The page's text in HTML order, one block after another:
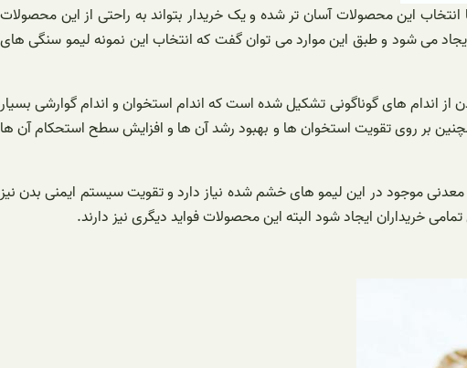
این محصولات آسان تر شده و یک خریدار بتواند به راحتی از این محصولات
می شود و طبق این موارد می توان گفت که انتخاب این نمونه لیمو سنگی های
اندام های گوناگونی تشکیل شده است که اندام استخوان و اندام گوارشی بسیار
بر روی تقویت استخوان ها و بهبود رشد آن ها و افزایش سطح استحکام آن ها
موجود در این لیمو های خشم شده نیاز دارد و تقویت سیستم ایمنی بدن نیز
خریداران ایجاد شود البته این محصولات فواید دیگری نیز دارند.